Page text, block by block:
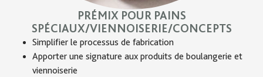
PRÉMIX POUR PAINS
SPÉCIAUX/VIENNOISERIE/CONCEPTS
Simplifier le processus de fabrication
Apporter une signature aux produits de boulangerie et
viennoiserie